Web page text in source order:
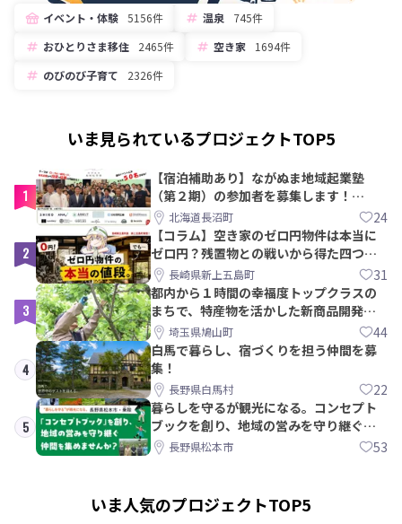
イベント・体験 5156件 温泉
745件
おひとりさま移住
2465件 空き家
1694件
のびのび子育て
2326件
いま見られているプロジェクトTOP5
1
【宿泊補助あり】ながぬま地域起業塾
（第２期）の参加者を募集します！
【8/21〆】
北海道長沼町 24
2
【コラム】空き家のゼロ円物件は本当に
ゼロ円？残置物との戦いから得た四つの
教訓｜新上五島町
長崎県新上五島町 31
3
都内から１時間の幸福度トップクラスの
まちで、特産物を活かした新商品開発＆
PRメンバー募集！
埼玉県鳩山町 44
4
白馬で暮らし、宿づくりを担う仲間を募
集！
長野県白馬村 22
5
暮らしを守るが観光になる。コンセプト
ブックを創り、地域の営みを守り継ぐ仲
間を集めませんか？
長野県松本市 53
いま人気のプロジェクトTOP5